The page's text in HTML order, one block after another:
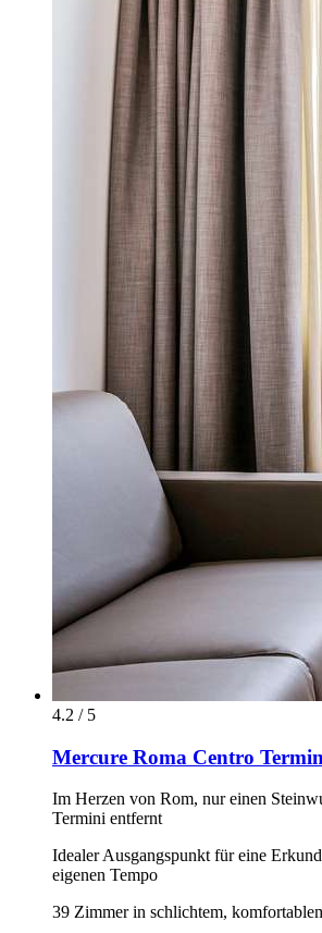
4.2 / 5
Mercure Roma Centro
Im Herzen von Rom, nur einen
Termini entfernt
Idealer Ausgangspunkt für eine
eigenen Tempo
39 Zimmer in schlichtem,